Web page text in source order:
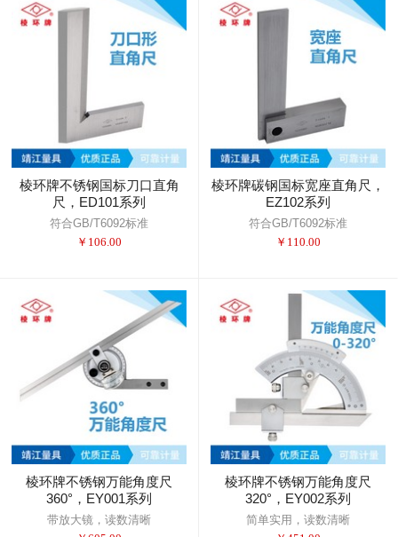
棱环牌不锈钢国标刀口直角
尺，ED101系列
符合GB/T6092标准
￥ 106.00
棱环牌碳钢国标宽座直角尺，
EZ102系列
符合GB/T6092标准
￥ 110.00
棱环牌不锈钢万能角度尺
360°，EY001系列
带放大镜，读数清晰
棱环牌不锈钢万能角度尺
320°，EY002系列
简单实用，读数清晰